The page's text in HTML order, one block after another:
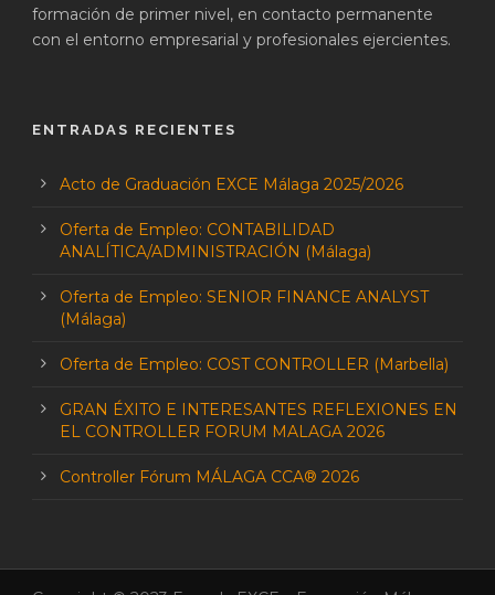
formación de primer nivel, en contacto permanente
con el entorno empresarial y profesionales ejercientes.
ENTRADAS RECIENTES
Acto de Graduación EXCE Málaga 2025/2026
Oferta de Empleo: CONTABILIDAD
ANALÍTICA/ADMINISTRACIÓN (Málaga)
Oferta de Empleo: SENIOR FINANCE ANALYST
(Málaga)
Oferta de Empleo: COST CONTROLLER (Marbella)
GRAN ÉXITO E INTERESANTES REFLEXIONES EN
EL CONTROLLER FORUM MALAGA 2026
Controller Fórum MÁLAGA CCA® 2026